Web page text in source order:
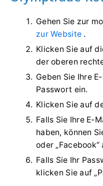
Gehen Sie zur
zur Website .
Klicken Sie auf
der oberen
Geben Sie Ihre
Passwort ein.
Klicken Sie auf
Falls Sie Ihre E-
haben, können
oder „Facebook“
Falls Sie Ihr
klicken Sie auf